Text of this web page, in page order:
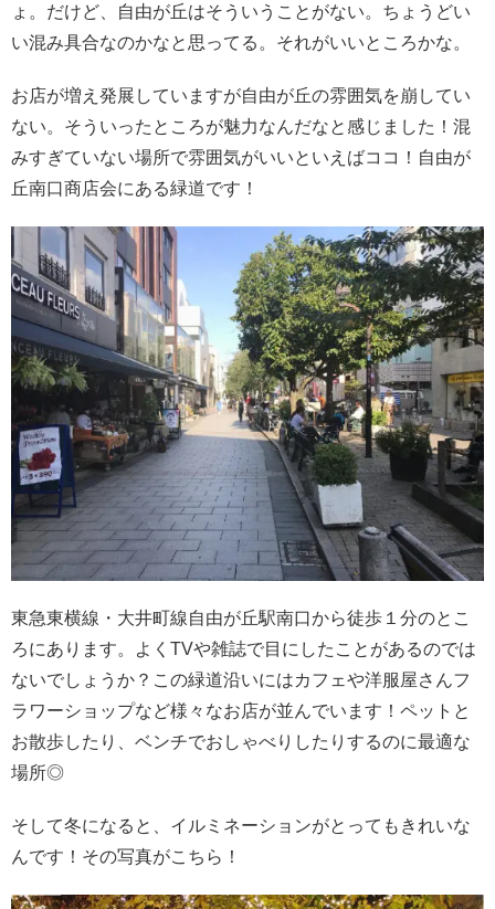
ょ。だけど、自由が丘はそういうことがない。ちょうどい
い混み具合なのかなと思ってる。それがいいところかな。
お店が増え発展していますが自由が丘の雰囲気を崩してい
ない。 そういったところが魅力なんだなと感じました！ 混
みすぎていない場所で雰囲気がいいといえばココ！ 自由が
丘南口商店会にある緑道です！
東急東横線・大井町線自由が丘駅南口から徒歩１分のとこ
ろにあります。
よくTVや雑誌で目にしたことがあるのでは
ないでしょうか？ この緑道沿いにはカフェや洋服屋さんフ
ラワーショップなど様々なお店が並んでいます！ ペットと
お散歩したり、ベンチでおしゃべりしたりするのに最適な
場所◎
そして冬になると、イルミネーションがとってもきれいな
んです！ その写真がこちら！